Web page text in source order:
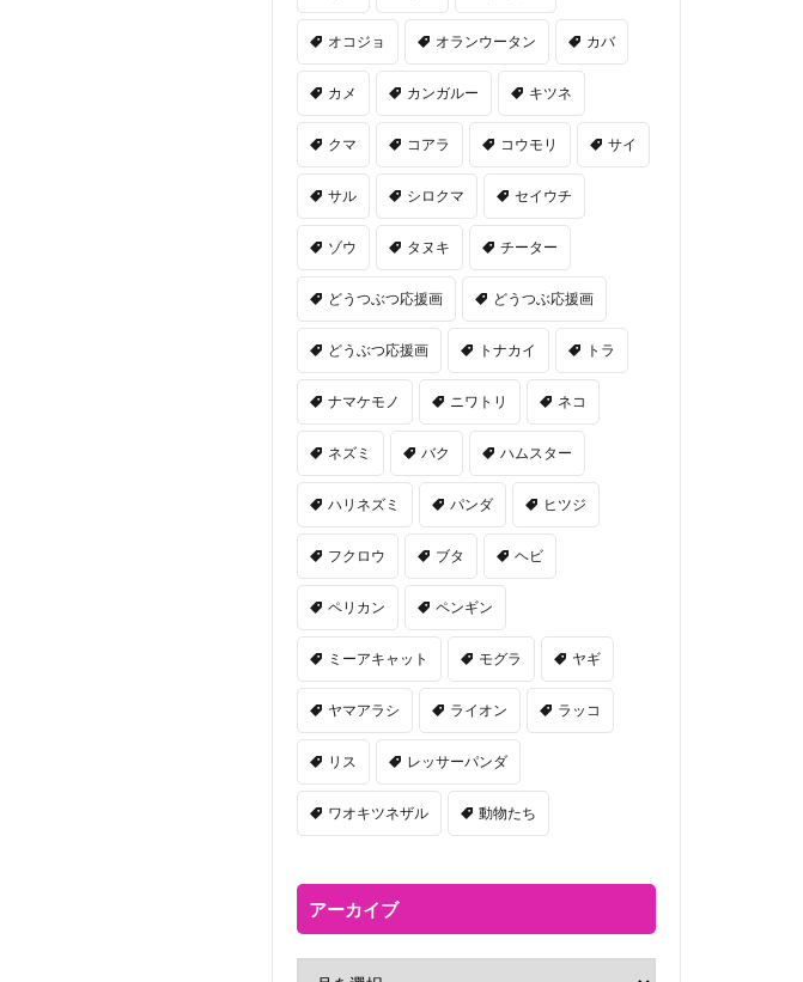
オコジョ オランウータン カバ
カメ カンガルー キツネ
クマ コアラ コウモリ サイ
サル シロクマ セイウチ
ゾウ タヌキ チーター
どうつぶつ応援画 どうつぶ応援画
どうぶつ応援画 トナカイ トラ
ナマケモノ ニワトリ ネコ
ネズミ バク ハムスター
ハリネズミ パンダ ヒツジ
フクロウ ブタ ヘビ
ペリカン ペンギン
ミーアキャット モグラ ヤギ
ヤマアラシ ライオン ラッコ
リス レッサーパンダ
ワオキツネザル 動物たち
アーカイブ